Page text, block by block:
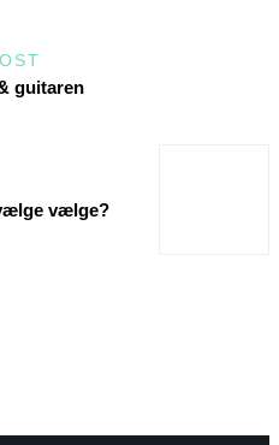
guitaren
vælge?